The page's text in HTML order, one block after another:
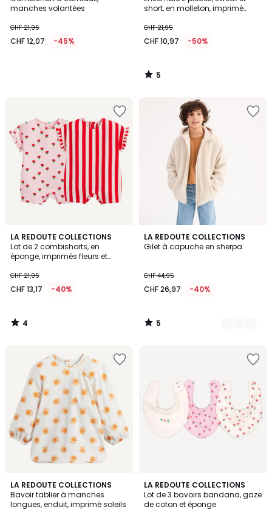
manches volantées
CHF 21,95
CHF 12,07 -45%
short, en molleton, imprimé
CHF 21,95
CHF 10,97 -50%
5
5
/
LA REDOUTE COLLECTIONS
Lot de 2 combishorts, en
éponge, imprimés fleurs et
CHF 21,95
CHF 13,17 -40%
4
/
5
4
/
LA REDOUTE COLLECTIONS
Gilet à capuche en sherpa
CHF 44,95
CHF 26,97 -40%
5
/
3
Couleurs
5
/
LA REDOUTE COLLECTIONS
Bavoir tablier à manches
longues, enduit, imprimé soleils
LA REDOUTE COLLECTIONS
Lot de 3 bavoirs bandana, gaze
de coton et éponge